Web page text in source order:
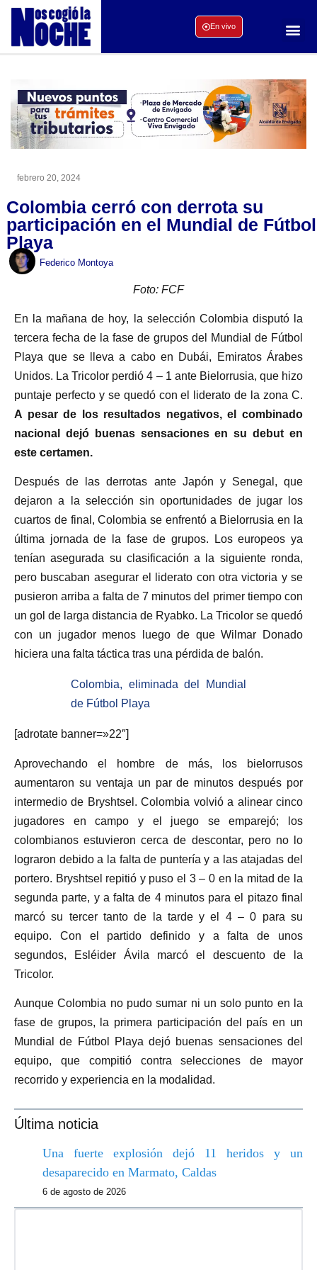
En vivo
febrero 20, 2024
Colombia cerró con derrota su
participación en el Mundial de Fútbol
Playa
Federico Montoya
Foto: FCF
En la mañana de hoy, la selección Colombia disputó la
tercera fecha de la fase de grupos del Mundial de Fútbol
Playa que se lleva a cabo en Dubái, Emiratos Árabes
Unidos. La Tricolor perdió 4 – 1 ante Bielorrusia, que hizo
puntaje perfecto y se quedó con el liderato de la zona C.
A pesar de los resultados negativos, el combinado
nacional dejó buenas sensaciones en su debut en
este certamen.
Después de las derrotas ante Japón y Senegal, que
dejaron a la selección sin oportunidades de jugar los
cuartos de final, Colombia se enfrentó a Bielorrusia en la
última jornada de la fase de grupos. Los europeos ya
tenían asegurada su clasificación a la siguiente ronda,
pero buscaban asegurar el liderato con otra victoria y se
pusieron arriba a falta de 7 minutos del primer tiempo con
un gol de larga distancia de Ryabko. La Tricolor se quedó
con un jugador menos luego de que Wilmar Donado
hiciera una falta táctica tras una pérdida de balón.
Colombia, eliminada del Mundial
de Fútbol Playa
[adrotate banner=»22″]
Aprovechando el hombre de más, los bielorrusos
aumentaron su ventaja un par de minutos después por
intermedio de Bryshtsel. Colombia volvió a alinear cinco
jugadores en campo y el juego se emparejó; los
colombianos estuvieron cerca de descontar, pero no lo
lograron debido a la falta de puntería y a las atajadas del
portero. Bryshtsel repitió y puso el 3 – 0 en la mitad de la
segunda parte, y a falta de 4 minutos para el pitazo final
marcó su tercer tanto de la tarde y el 4 – 0 para su
equipo. Con el partido definido y a falta de unos
segundos, Esléider Ávila marcó el descuento de la
Tricolor.
Aunque Colombia no pudo sumar ni un solo punto en la
fase de grupos, la primera participación del país en un
Mundial de Fútbol Playa dejó buenas sensaciones del
equipo, que compitió contra selecciones de mayor
recorrido y experiencia en la modalidad.
Última noticia
Una fuerte explosión dejó 11 heridos y un
desaparecido en Marmato, Caldas
6 de agosto de 2026